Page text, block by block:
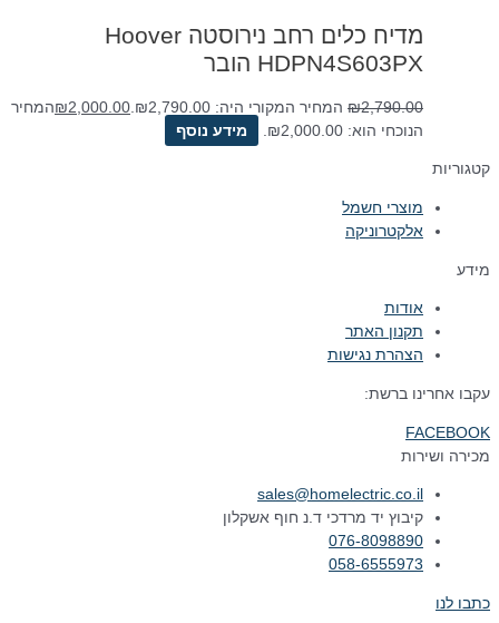
מדיח כלים ‏רחב נירוסטה Hoover
HDPN4S603PX הובר
₪2,790.00 המחיר המקורי היה: ₪2,790.00. ₪2,000.00
המחיר
הנוכחי הוא: ₪2,000.00.
מידע נוסף
קטגוריות
מוצרי חשמל
אלקטרוניקה
מידע
אודות
תקנון האתר
הצהרת נגישות
עקבו אחרינו ברשת:
FACEBOOK
מכירה ושירות
sales@homelectric.co.il
קיבוץ יד מרדכי ד.נ חוף אשקלון
076-8098890
058-6555973
כתבו לנו